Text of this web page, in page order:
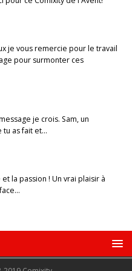
je vous remercie pour le travail
pour surmonter ces
je crois. Sam, un
tu as fait et…
la passion ! Un vrai plaisir à